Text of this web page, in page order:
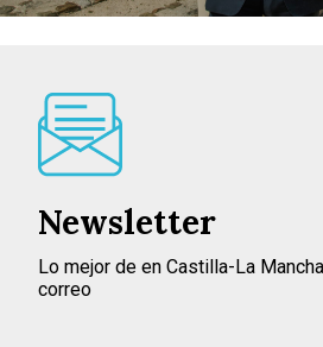
Newsletter
Lo mejor de en Castilla-La
correo